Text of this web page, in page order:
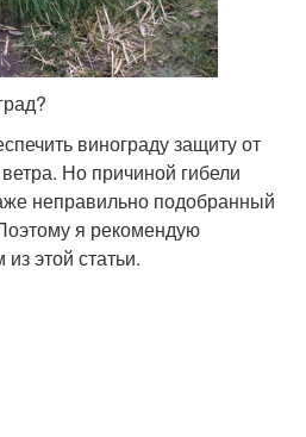
винограду защиту от
Но причиной гибели
неправильно подобранный
я рекомендую
этой статьи.